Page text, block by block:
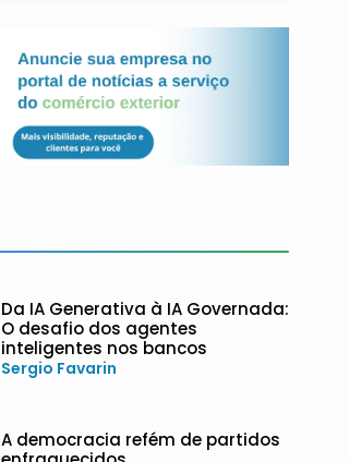
Da IA Generativa à IA Governada:
O desafio dos agentes
inteligentes nos bancos
Sergio Favarin
A democracia refém de partidos